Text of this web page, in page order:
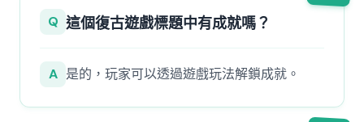
Q 這個復古遊戲標題中有成就嗎？
A 是的，玩家可以透過遊戲玩法解鎖成就。